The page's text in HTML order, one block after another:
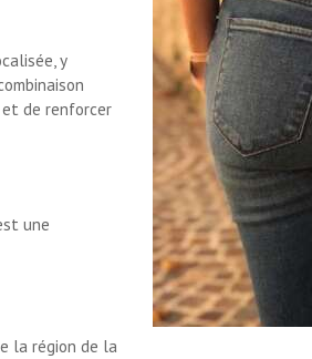
y
et de renforcer
une
la région de la